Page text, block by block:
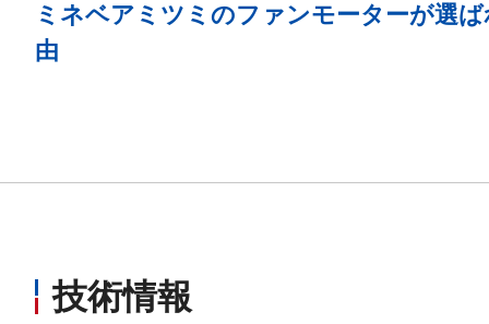
ミネベアミツミのファンモーターが選
由
技術情報